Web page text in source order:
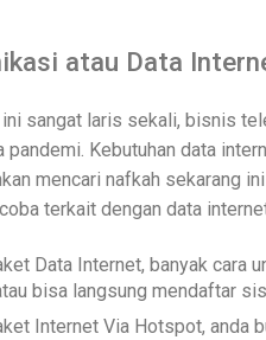
atau Data
sangat laris sekali, bisnis
pandemi. Kebutuhan data
mencari nafkah sekarang
terkait dengan data
Data Internet, banyak cara
bisa langsung mendaftar
Internet Via Hotspot, anda